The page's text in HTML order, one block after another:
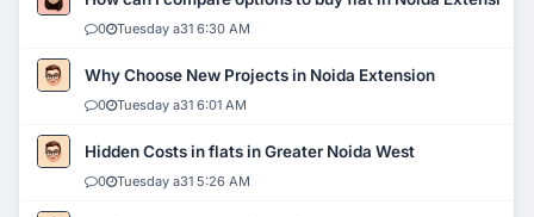
0 Tuesday a31 6:30 AM
Why Choose New Projects in Noida Extension
0 Tuesday a31 6:01 AM
Hidden Costs in flats in Greater Noida West
0 Tuesday a31 5:26 AM